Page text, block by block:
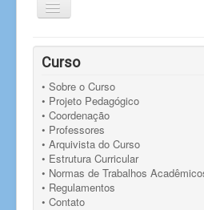
Alternar
Navegação
Você está aqui:
Resultado do processo eleitoral
discente no Comitê Assessor do
Curso
• Sobre o Curso
• Projeto Pedagógico
• Coordenação
• Professores
• Arquivista do Curso
• Estrutura Curricular
• Normas de Trabalhos
• Regulamentos
• Contato